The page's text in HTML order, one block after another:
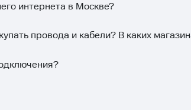
интернета в Москве?
провода и кабели? В каких